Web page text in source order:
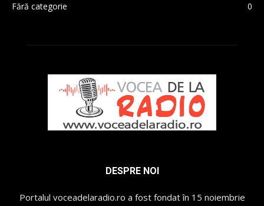
Fără categorie
0
DESPRE NOI
Portalul voceadelaradio.ro a fost fondat în 15 noiembrie